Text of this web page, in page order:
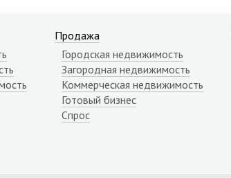
Продажа
Городская недвижимость
Загородная недвижимость
Коммерческая недвижимость
Готовый бизнес
Спрос